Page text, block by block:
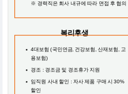
※ 경력직은 회사 내규에 따라 면접 후 협의
복리후생
4대보험 (국민연금, 건강보험, 산재보험, 고
용보험)
경조 : 경조금 및 경조휴가 지원
임직원 사내 할인 : 자사 제품 구매 시 30%
할인